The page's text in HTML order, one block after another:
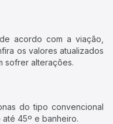
acordo com a viação,
os valores atualizados
sofrer alterações.
do tipo convencional
até 45º e banheiro.